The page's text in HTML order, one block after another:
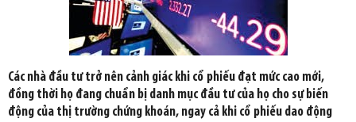
Các nhà đầu tư trở nên cảnh giác khi cổ phiếu đạt mức cao mới,
đồng thời họ đang chuẩn bị danh mục đầu tư của họ cho sự biến
động của thị trường chứng khoán, ngay cả khi cổ phiếu dao động